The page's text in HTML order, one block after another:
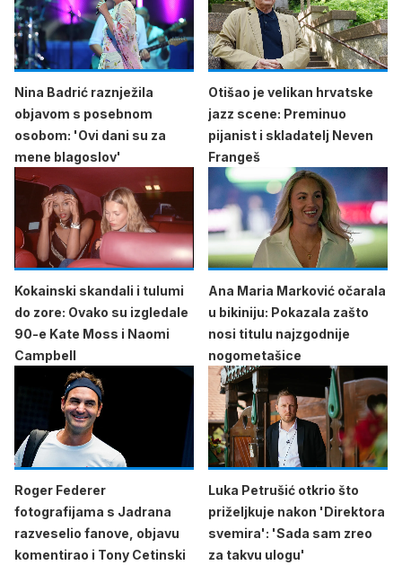
Nina Badrić raznježila
objavom s posebnom
osobom: 'Ovi dani su za
mene blagoslov'
Otišao je velikan hrvatske
jazz scene: Preminuo
pijanist i skladatelj Neven
Frangeš
Kokainski skandali i tulumi
do zore: Ovako su izgledale
90-e Kate Moss i Naomi
Campbell
Ana Maria Marković očarala
u bikiniju: Pokazala zašto
nosi titulu najzgodnije
nogometašice
Roger Federer
fotografijama s Jadrana
razveselio fanove, objavu
komentirao i Tony Cetinski
Luka Petrušić otkrio što
priželjkuje nakon 'Direktora
svemira': 'Sada sam zreo
za takvu ulogu'